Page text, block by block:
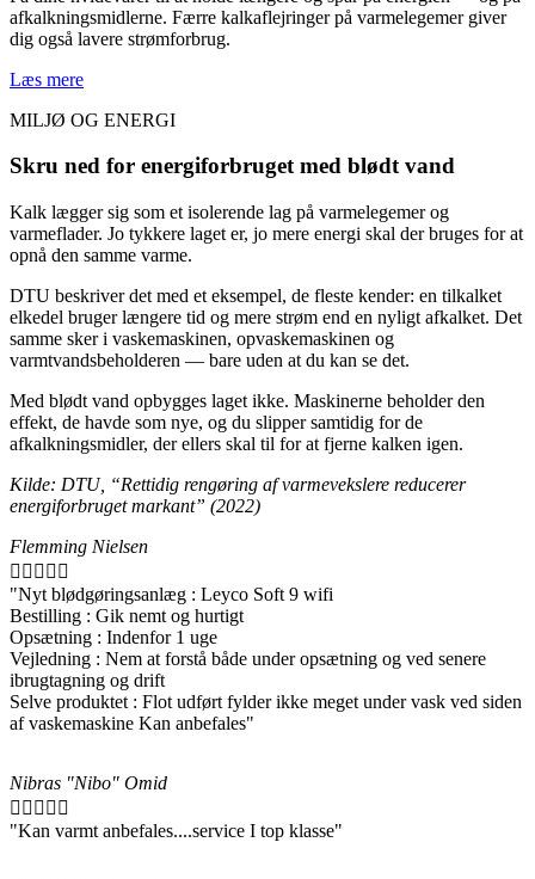
afkalkningsmidlerne. Færre kalkaflejringer på varmelegemer giver
dig også lavere strømforbrug.
Læs mere
MILJØ OG ENERGI
Skru ned for energiforbruget med blødt vand
Kalk lægger sig som et isolerende lag på varmelegemer og
varmeflader. Jo tykkere laget er, jo mere energi skal der bruges for at
opnå den samme varme.
DTU beskriver det med et eksempel, de fleste kender: en tilkalket
elkedel bruger længere tid og mere strøm end en nyligt afkalket. Det
samme sker i vaskemaskinen, opvaskemaskinen og
varmtvandsbeholderen — bare uden at du kan se det.
Med blødt vand opbygges laget ikke. Maskinerne beholder den
effekt, de havde som nye, og du slipper samtidig for de
afkalkningsmidler, der ellers skal til for at fjerne kalken igen.
Kilde: DTU, “Rettidig rengøring af varmevekslere reducerer
energiforbruget markant” (2022)
Flemming Nielsen
    
"Nyt blødgøringsanlæg : Leyco Soft 9 wifi
Bestilling : Gik nemt og hurtigt
Opsætning : Indenfor 1 uge
Vejledning : Nem at forstå både under opsætning og ved senere
ibrugtagning og drift
Selve produktet : Flot udført fylder ikke meget under vask ved siden
af vaskemaskine Kan anbefales"
Nibras "Nibo" Omid
    
"Kan varmt anbefales....service I top klasse"